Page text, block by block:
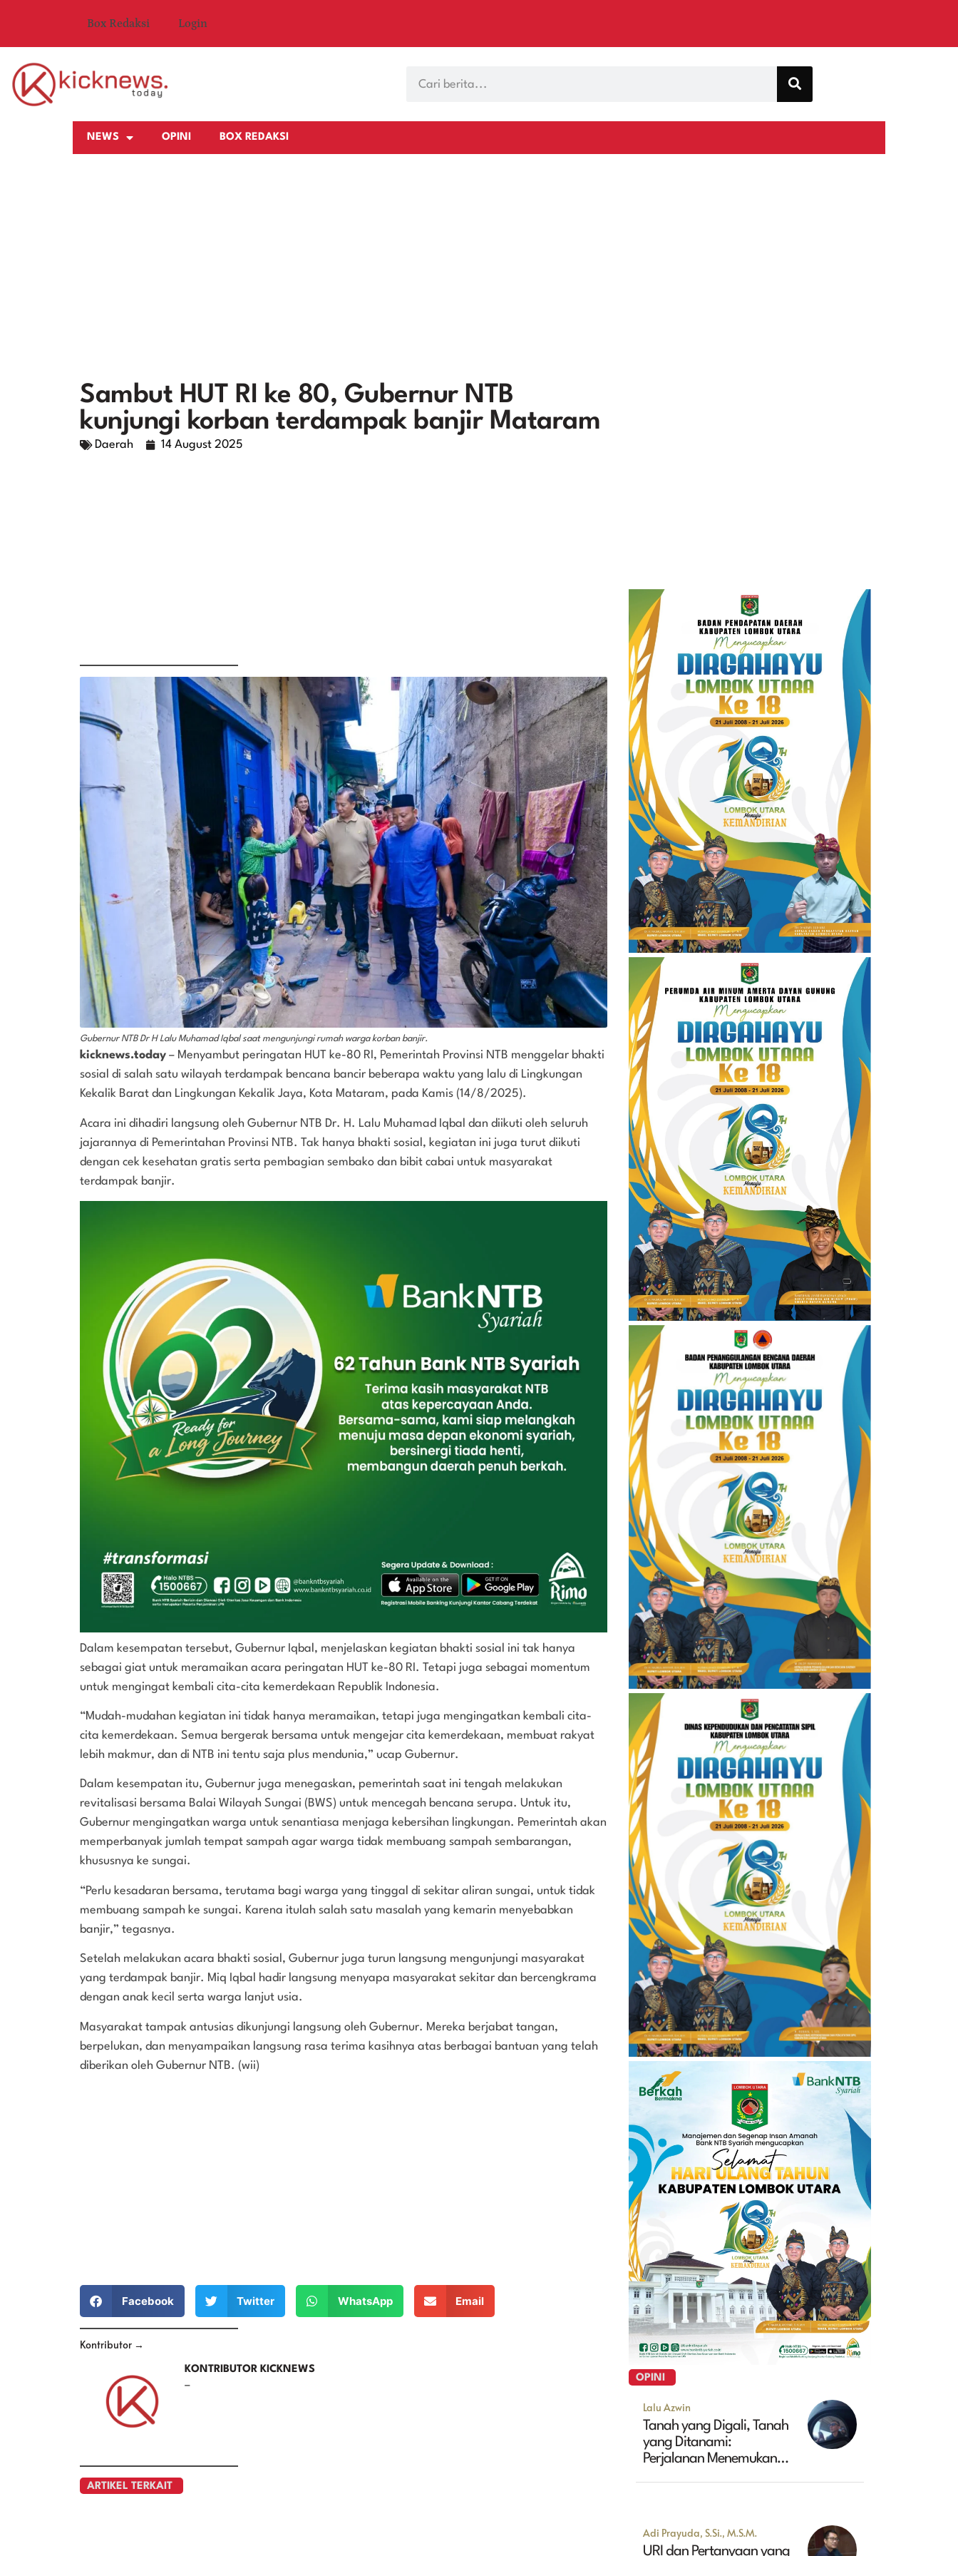
Box Redaksi Login
NEWS OPINI BOX REDAKSI
Sambut HUT RI ke 80, Gubernur NTB
kunjungi korban terdampak banjir Mataram
Daerah 14 August 2025
Gubernur NTB Dr H Lalu Muhamad Iqbal saat mengunjungi rumah warga korban banjir.
kicknews.today – Menyambut peringatan HUT ke-80 RI, Pemerintah Provinsi NTB menggelar bhakti
sosial di salah satu wilayah terdampak bencana bancir beberapa waktu yang lalu di Lingkungan
Kekalik Barat dan Lingkungan Kekalik Jaya, Kota Mataram, pada Kamis (14/8/2025).
Acara ini dihadiri langsung oleh Gubernur NTB Dr. H. Lalu Muhamad Iqbal dan diikuti oleh seluruh
jajarannya di Pemerintahan Provinsi NTB. Tak hanya bhakti sosial, kegiatan ini juga turut diikuti
dengan cek kesehatan gratis serta pembagian sembako dan bibit cabai untuk masyarakat
terdampak banjir.
Dalam kesempatan tersebut, Gubernur Iqbal, menjelaskan kegiatan bhakti sosial ini tak hanya
sebagai giat untuk meramaikan acara peringatan HUT ke-80 RI. Tetapi juga sebagai momentum
untuk mengingat kembali cita-cita kemerdekaan Republik Indonesia.
“Mudah-mudahan kegiatan ini tidak hanya meramaikan, tetapi juga mengingatkan kembali cita-
cita kemerdekaan. Semua bergerak bersama untuk mengejar cita kemerdekaan, membuat rakyat
lebih makmur, dan di NTB ini tentu saja plus mendunia,” ucap Gubernur.
Dalam kesempatan itu, Gubernur juga menegaskan, pemerintah saat ini tengah melakukan
revitalisasi bersama Balai Wilayah Sungai (BWS) untuk mencegah bencana serupa. Untuk itu,
Gubernur mengingatkan warga untuk senantiasa menjaga kebersihan lingkungan. Pemerintah akan
memperbanyak jumlah tempat sampah agar warga tidak membuang sampah sembarangan,
khususnya ke sungai.
“Perlu kesadaran bersama, terutama bagi warga yang tinggal di sekitar aliran sungai, untuk tidak
membuang sampah ke sungai. Karena itulah salah satu masalah yang kemarin menyebabkan
banjir,” tegasnya.
Setelah melakukan acara bhakti sosial, Gubernur juga turun langsung mengunjungi masyarakat
yang terdampak banjir. Miq Iqbal hadir langsung menyapa masyarakat sekitar dan bercengkrama
dengan anak kecil serta warga lanjut usia.
Masyarakat tampak antusias dikunjungi langsung oleh Gubernur. Mereka berjabat tangan,
berpelukan, dan menyampaikan langsung rasa terima kasihnya atas berbagai bantuan yang telah
diberikan oleh Gubernur NTB. (wii)
Facebook Twitter WhatsApp Email
Kontributor →
KONTRIBUTOR KICKNEWS
–
ARTIKEL TERKAIT
OPINI
Lalu Azwin
Tanah yang Digali, Tanah
yang Ditanami:
Perjalanan Menemukan
Adi Prayuda, S.Si., M.S.M.
URI dan Pertanyaan yang